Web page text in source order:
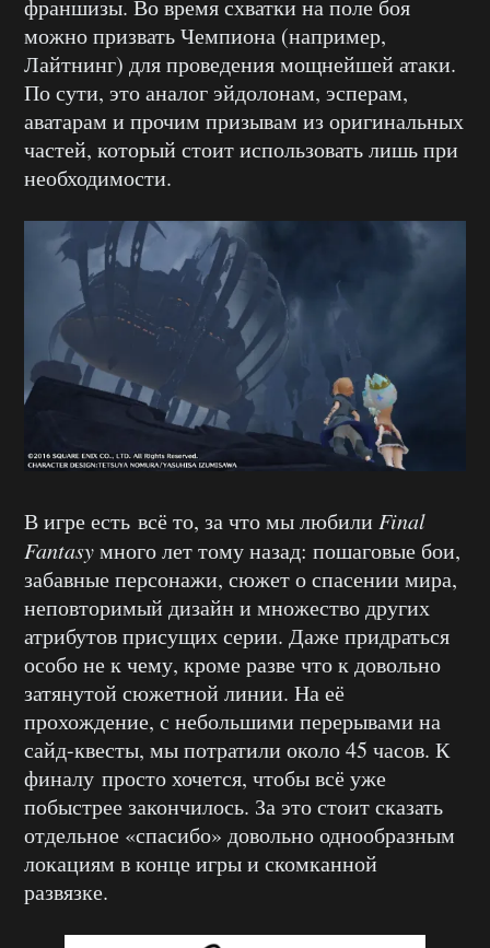
франшизы. Во время схватки на поле боя
можно призвать Чемпиона (например,
Лайтнинг) для проведения мощнейшей атаки.
По сути, это аналог эйдолонам, эсперам,
аватарам и прочим призывам из оригинальных
частей, который стоит использовать лишь при
необходимости.
В игре есть всё то, за что мы любили Final
Fantasyмного лет тому назад: пошаговые бои,
забавные персонажи, сюжет о спасении мира,
неповторимый дизайн и множество других
атрибутов присущих серии. Даже придраться
особо не к чему, кроме разве что к довольно
затянутой сюжетной линии. На её
прохождение, с небольшими перерывами на
сайд-квесты, мы потратили около 45 часов. К
финалу просто хочется, чтобы всё уже
побыстрее закончилось. За это стоит сказать
отдельное «спасибо» довольно однообразным
локациям в конце игры и скомканной
развязке.